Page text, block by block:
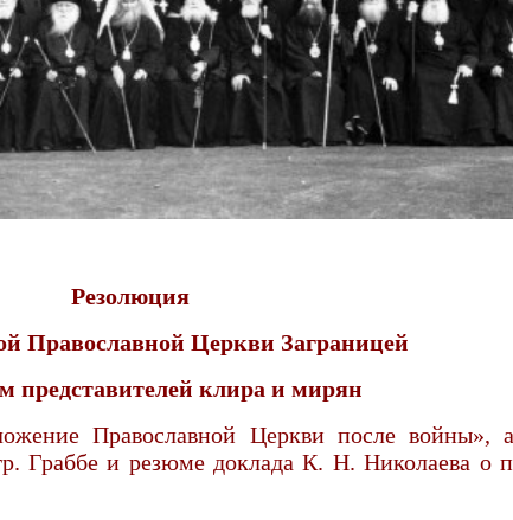
Резолюция
Православной Церкви Заграницей
представителей клира и мирян
Православной Церкви после войны»,
Граббе и резюме доклада К. Н. Николаева о